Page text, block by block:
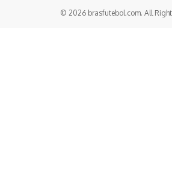
© 2026 brasfutebol.com. All